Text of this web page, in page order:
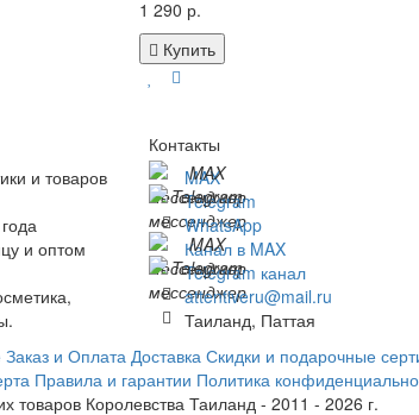
1 290 р.
Купить
и товаров
и оптом
Контакты
MAX
Telegram
WhatsApp
Канал в MAX
Telegram канал
attentiveru@mail.ru
Таиланд, Паттая
Заказ и Оплата Доставка Скидки и подарочные
Правила и гарантии Политика
товаров Королевства Таиланд - 2011 - 2026 г.